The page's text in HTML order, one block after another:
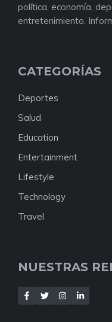
política, economía,
entretenimiento.
CATEGORÍAS
Deportes
Salud
Education
Entertainment
Lifestyle
Technology
Travel
NUESTRAS